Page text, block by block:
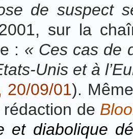
de suspect
sur la
: « Ces cas de
Unis et à
20/09/01).
de
et diabolique